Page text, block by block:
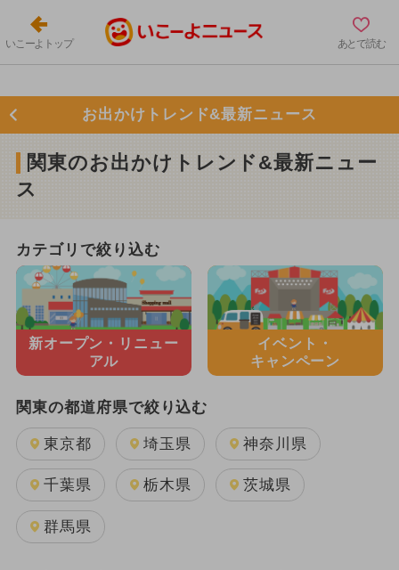
いこーよトップ あとで読む
お出かけトレンド&最新ニュース
関東のお出かけトレンド&最新ニュー
ス
カテゴリで絞り込む
新オープン・ リニュー
アル
イベント・
キャンペーン
関東の都道府県で絞り込む
東京都 埼玉県 神奈川県
千葉県 栃木県 茨城県
群馬県